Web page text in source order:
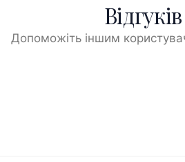
Допоможіть іншим